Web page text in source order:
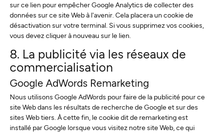
sur ce lien pour empêcher Google Analytics de collecter des
données sur ce site Web à l'avenir. Cela placera un cookie de
désactivation sur votre terminal. Si vous supprimez vos cookies,
vous devez cliquer à nouveau sur le lien.
8. La publicité via les réseaux de
commercialisation
Google AdWords Remarketing
Nous utilisons Google AdWords pour faire de la publicité pour ce
site Web dans les résultats de recherche de Google et sur des
sites Web tiers. À cette fin, le cookie dit de remarketing est
installé par Google lorsque vous visitez notre site Web, ce qui